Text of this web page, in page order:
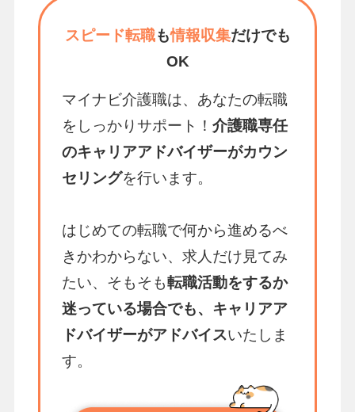
スピード転職も情報収集だけでも
OK
マイナビ介護職は、あなたの転職
をしっかりサポート！ 介護職専任
のキャリアアドバイザーがカウン
セリングを行います。
はじめての転職で何から進めるべ
きかわからない、求人だけ見てみ
たい、そもそも転職活動をするか
迷っている場合でも、キャリアア
ドバイザーがアドバイスいたしま
す。